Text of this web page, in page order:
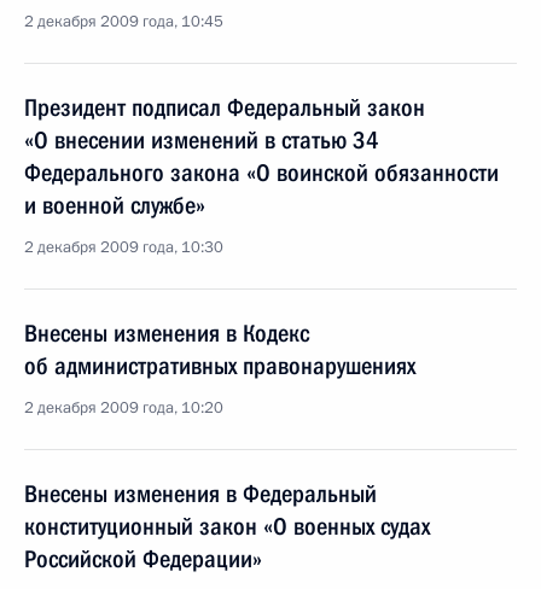
2 декабря 2009 года, 10:45
Президент подписал Федеральный закон
«О внесении изменений в статью 34
Федерального закона «О воинской обязанности
и военной службе»
2 декабря 2009 года, 10:30
Внесены изменения в Кодекс
об административных правонарушениях
2 декабря 2009 года, 10:20
Внесены изменения в Федеральный
конституционный закон «О военных судах
Российской Федерации»